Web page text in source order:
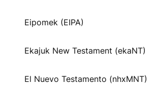
Eipomek (EIPA)
Ekajuk New Testament (ekaNT)
El Nuevo Testamento (nhxMNT)